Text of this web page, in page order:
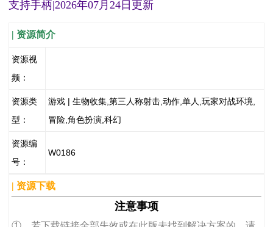
支持手柄|2026年07月24日更新
| 资源简介
资源视
频：
资源类
型：
游戏 | 生物收集,第三人称射击,动作,单人,玩家对战环境,
冒险,角色扮演,科幻
资源编
号：
W0186
| 资源下载
注意事项